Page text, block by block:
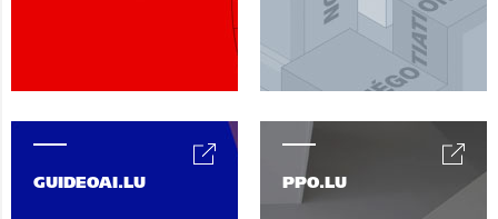
PPO.LU
GUIDEOAI.LU